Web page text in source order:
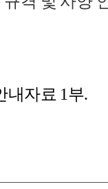
내자료 1부.